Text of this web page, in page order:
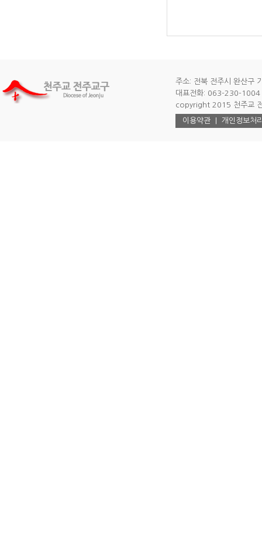
주소: 전북 전주시 완산구
대표전화: 063-230-
copyright 2015 천주교
이용약관 개인정보처